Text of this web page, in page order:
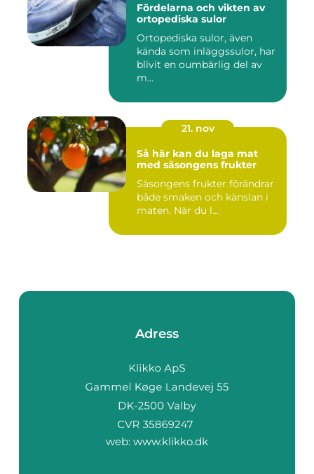
Fördelarna och vikten av
ortopediska sulor
Ortopediska sulor, även
kända som inläggssulor, har
blivit en oumbärlig del av
m...
21. nov
Så här kan du laga mat
med säsongens frukter
Säsongens frukter förändrar
både smaken och känslan i
maten. När du l...
Adress
web: www.klikko.dk